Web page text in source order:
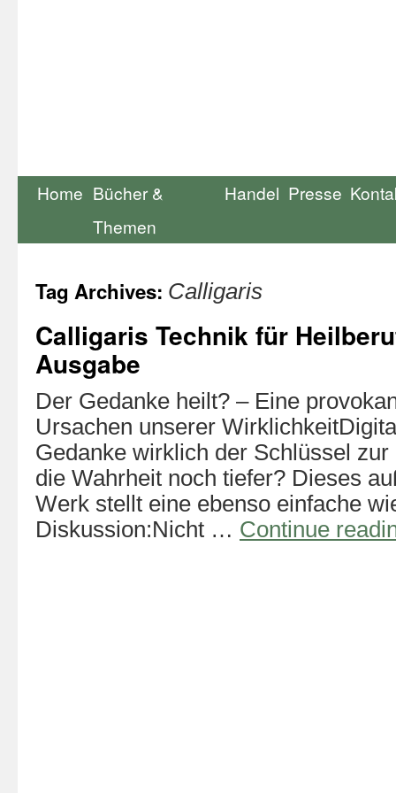
Home Bücher &
Themen
Handel Presse
Tag Archives: Calligaris
Calligaris Technik für
Ausgabe
Der Gedanke heilt? – Eine
Ursachen unserer
Gedanke wirklich der Schlüssel
die Wahrheit noch tiefer? Dieses
Werk stellt eine ebenso einfache
Diskussion:Nicht … Continue